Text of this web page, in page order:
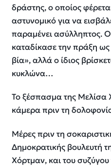
δράστης, ο οποίος
αστυνομικό για να
παραμένει ασύλληπτος. Ο
καταδίκασε την πράξη
βία», αλλά ο ίδιος
κυκλώνα…
Το ξέσπασμα της Μελίσα
κάμερα πριν τη
Μέρες πριν τη
Δημοκρατικής βουλευτή
Χόρτμαν, και του συζύγου